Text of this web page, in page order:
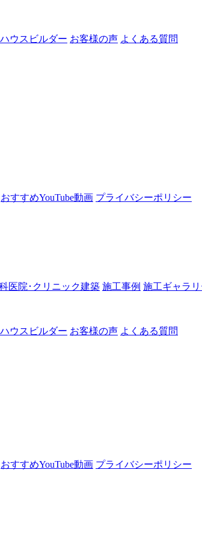
ウスビルダー お客様の声 よくある質問
おすすめYouTube動画 プライバシーポリシー
医院･クリニック建築 施工事例 施工ギャラリ
ウスビルダー お客様の声 よくある質問
おすすめYouTube動画 プライバシーポリシー